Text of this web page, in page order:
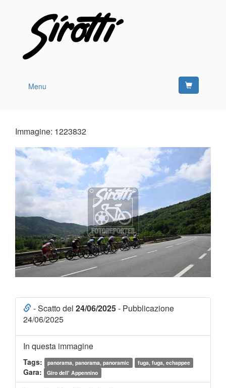
Menu
Immagine: 1223832
- Scatto del 24/06/2025- Pubblicazione
24/06/2025
In questa immagine
Tags: panorama, panorama, panoramic fuga, fuga, echappee
Gara: Giro dell' Appennino